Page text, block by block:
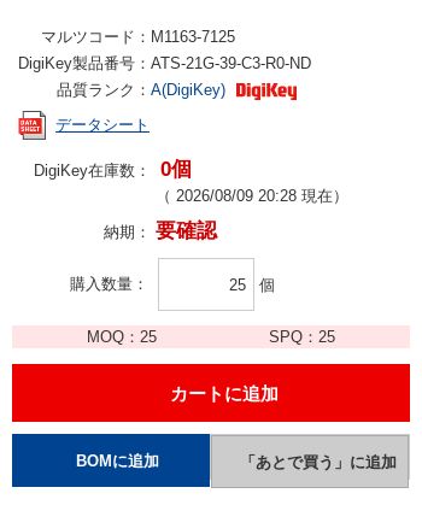
マルツコード： M1163-7125
DigiKey製品番号： ATS-21G-39-C3-R0-ND
品質ランク： A(DigiKey)
データシート
DigiKey在庫数： 0個
（ 2026/08/09 20:28 現在）
納期： 要確認
購入数量 個
MOQ： 25 SPQ：25